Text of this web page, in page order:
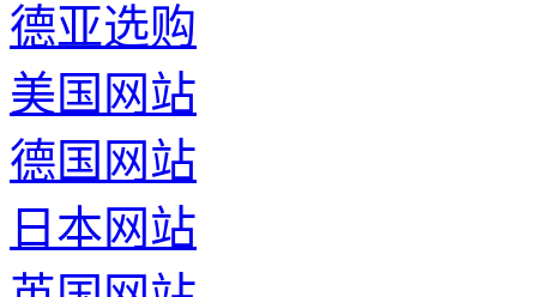
德亚选购
美国网站
德国网站
日本网站